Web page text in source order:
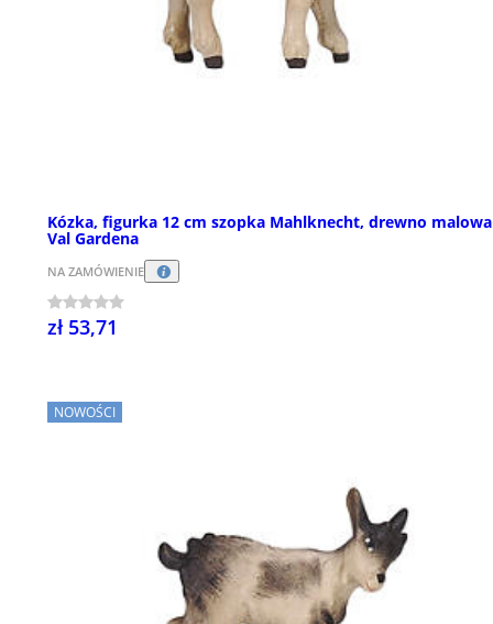
Kózka, figurka 12 cm szopka Mahlknecht, drewno
Val Gardena
NA ZAMÓWIENIE
zł 53,71
NOWOŚCI